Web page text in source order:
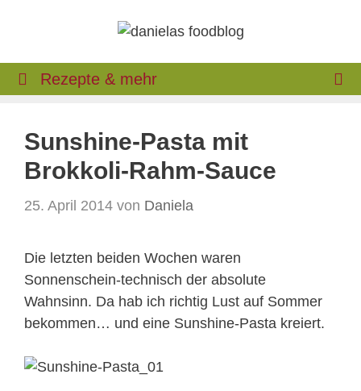
Rezepte & mehr
Sunshine-Pasta mit
Brokkoli-Rahm-Sauce
25. April 2014 von Daniela
Die letzten beiden Wochen waren
Sonnenschein-technisch der absolute
Wahnsinn. Da hab ich richtig Lust auf Sommer
bekommen… und eine Sunshine-Pasta kreiert.